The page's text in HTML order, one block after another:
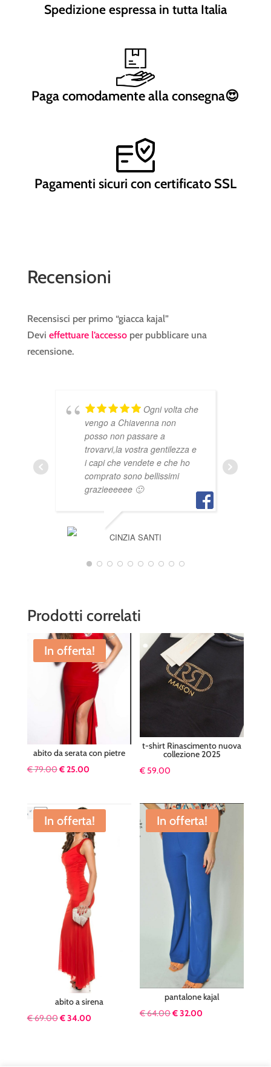
Spedizione espressa in tutta Italia
Paga comodamente alla consegna😍
Pagamenti sicuri con certificato SSL
Recensioni
Recensisci per primo “giacca kajal”
Devi effettuare l’accessoper pubblicare una
recensione.
Ogni volta che
vengo a Chiavenna non
posso non passare a
trovarvi,la vostra gentilezza e
i capi che vendete e che ho
comprato sono bellissimi
grazieeeeee 🙂
CINZIA SANTI
Prodotti correlati
In offerta!
abito da serata con pietre
€79.00Il
era:
€ 79.00.
€25.00Il
è:
€ 25.00.
t-shirt Rinascimento nuova
collezione 2025
€59.00
In offerta!
abito a sirena
€69.00Il
€34.00Il
In offerta!
pantalone kajal
€64.00Il
€32.00